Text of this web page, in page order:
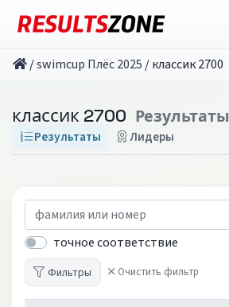
/swimcup Плёс 2025 /классик 2700
классик 2700 Результаты
Результаты Лидеры
точное соответствие
Фильтры Очистить фильтр